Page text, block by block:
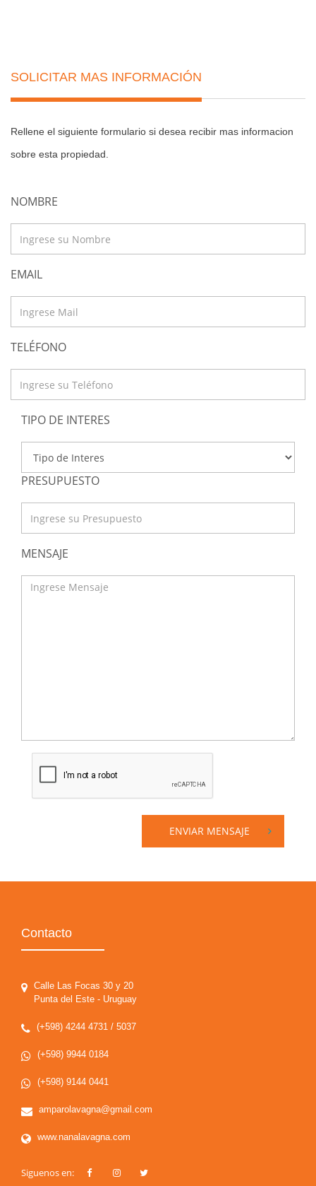
SOLICITAR MAS INFORMACIÓN
Rellene el siguiente formulario si desea recibir mas informacion
sobre esta propiedad.
NOMBRE
EMAIL
TELÉFONO
TIPO DE INTERES
PRESUPUESTO
MENSAJE
ENVIAR MENSAJE
Contacto
Calle Las Focas 30 y 20
Punta del Este - Uruguay
(+598) 4244 4731 / 5037
(+598) 9944 0184
(+598) 9144 0441
amparolavagna@gmail.com
www.nanalavagna.com
Siguenos en: